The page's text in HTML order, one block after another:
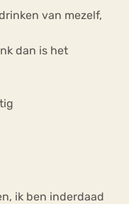
van mezelf,
dan is het
ik ben inderdaad